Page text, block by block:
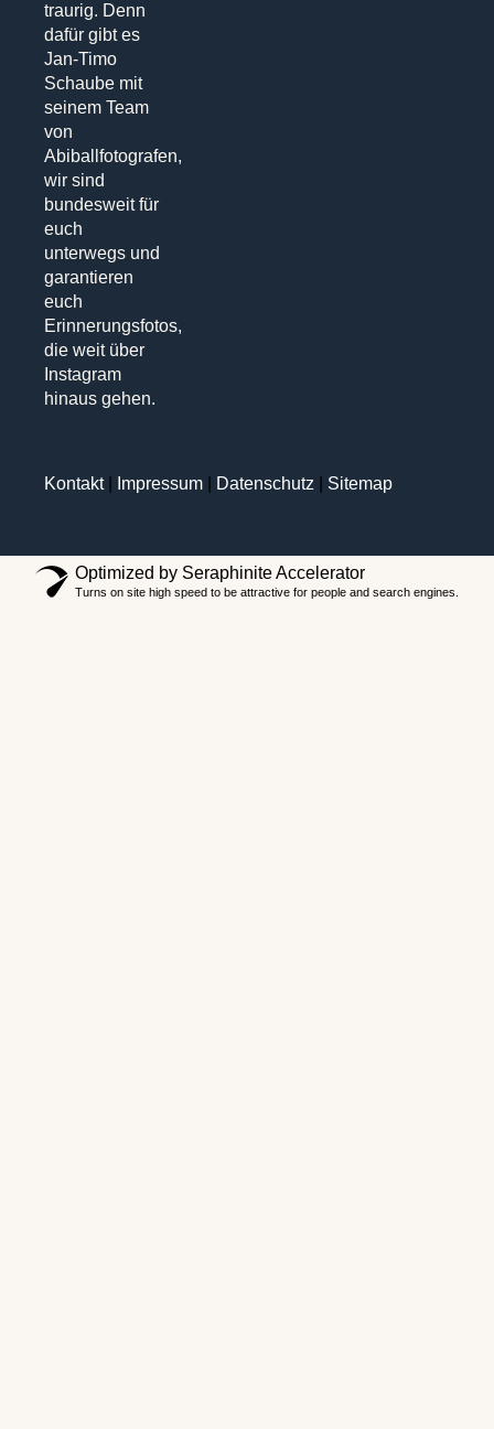
traurig. Denn
dafür gibt es
Jan-Timo
Schaube mit
seinem Team
von
Abiballfotografen,
wir sind
bundesweit für
euch
unterwegs und
garantieren
euch
Erinnerungsfotos,
die weit über
Instagram
hinaus gehen.
Kontakt| Impressum Datenschutz Sitemap
Optimized by Seraphinite Accelerator
Turns on site high speed to be attractive for people and search engines.